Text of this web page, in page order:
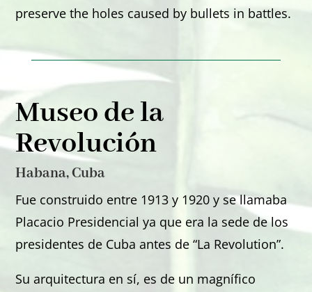
preserve the holes caused by bullets in battles.
Museo de la
Revolución
Habana, Cuba
Fue construido entre 1913 y 1920 y se llamaba
Placacio Presidencial ya que era la sede de los
presidentes de Cuba antes de “La Revolution”.
Su arquitectura en sí, es de un magnífico